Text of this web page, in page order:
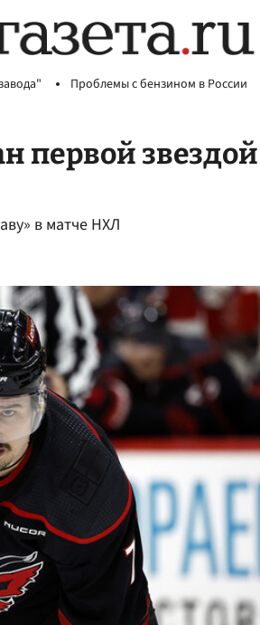
Проблемы с бензином в России
первой звездой
в матче НХЛ